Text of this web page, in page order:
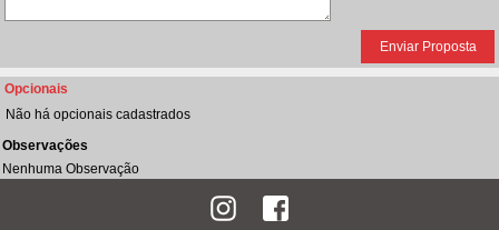
Opcionais
Não há opcionais cadastrados
Observações
Nenhuma Observação